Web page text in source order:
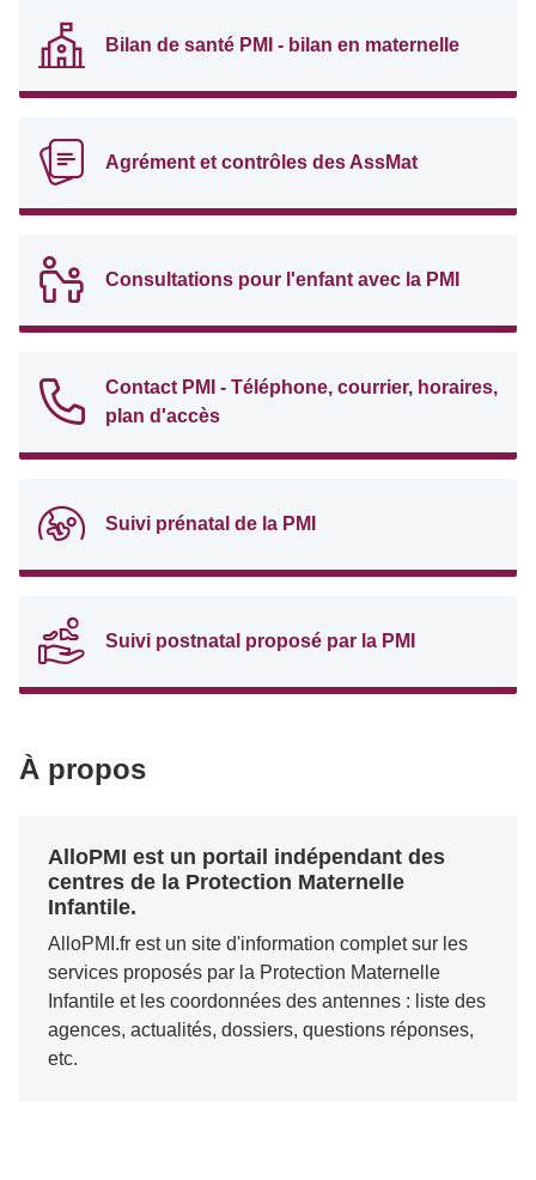
Bilan de santé PMI - bilan en maternelle
Agrément et contrôles des AssMat
Consultations pour l'enfant avec la PMI
Contact PMI - Téléphone, courrier, horaires,
plan d'accès
Suivi prénatal de la PMI
Suivi postnatal proposé par la PMI
À propos
AlloPMI est un portail indépendant des
centres de la Protection Maternelle
Infantile.
AlloPMI.fr est un site d'information complet sur les
services proposés par la Protection Maternelle
Infantile et les coordonnées des antennes : liste des
agences, actualités, dossiers, questions réponses,
etc.